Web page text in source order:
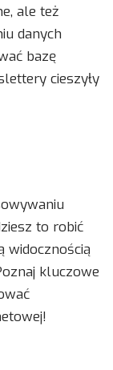
ale też
danych
bazę
cieszyły
to robić
widocznością
kluczowe